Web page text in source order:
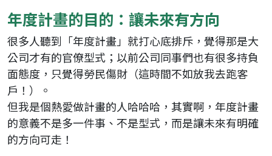
年度計畫的目的：讓未來有方向
很多人聽到「年度計畫」就打心底排斥，覺得那是大
公司才有的官僚型式；以前公司同事們也有很多持負
面態度，只覺得勞民傷財（這時間不如放我去跑客
戶！）。
但我是個熱愛做計畫的人哈哈哈，其實啊，年度計畫
的意義不是多一件事、不是型式，而是讓未來有明確
的方向可走！